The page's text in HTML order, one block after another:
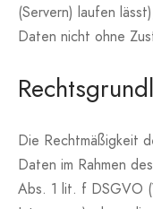
(Servern) laufen
Daten nicht ohne
Die Rechtmäßigkeit
Daten im Rahmen
Abs. 1 lit. f DSGVO